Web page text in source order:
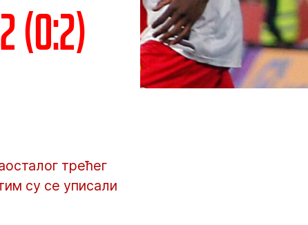
(0:2)
трећег
су се уписали